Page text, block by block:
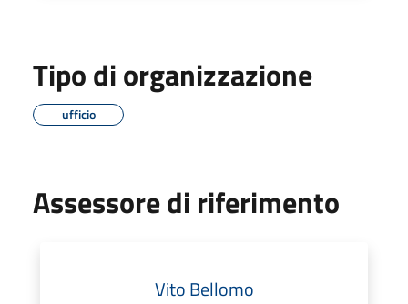
Tipo di organizzazione
ufficio
Assessore di riferimento
Vito Bellomo